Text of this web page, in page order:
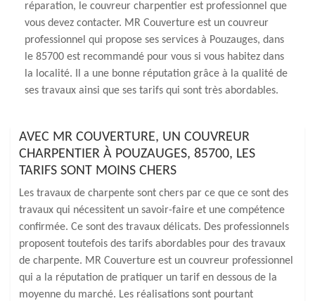
réparation, le couvreur charpentier est professionnel que
vous devez contacter. MR Couverture est un couvreur
professionnel qui propose ses services à Pouzauges, dans
le 85700 est recommandé pour vous si vous habitez dans
la localité. Il a une bonne réputation grâce à la qualité de
ses travaux ainsi que ses tarifs qui sont très abordables.
AVEC MR COUVERTURE, UN COUVREUR
CHARPENTIER À POUZAUGES, 85700, LES
TARIFS SONT MOINS CHERS
Les travaux de charpente sont chers par ce que ce sont des
travaux qui nécessitent un savoir-faire et une compétence
confirmée. Ce sont des travaux délicats. Des professionnels
proposent toutefois des tarifs abordables pour des travaux
de charpente. MR Couverture est un couvreur professionnel
qui a la réputation de pratiquer un tarif en dessous de la
moyenne du marché. Les réalisations sont pourtant